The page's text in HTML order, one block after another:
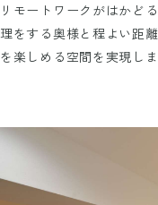
リモートワークがはかど
理をする奥様と程よい距
を楽しめる空間を実現しま